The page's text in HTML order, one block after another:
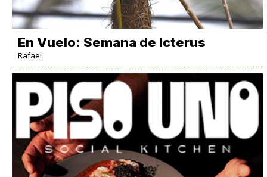
En Vuelo: Semana de Icterus
Rafael